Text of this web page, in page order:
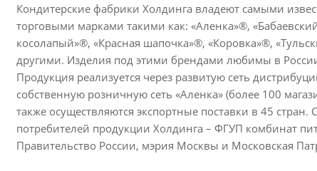
Кондитерские фабрики Холдинга владеют самыми
торговыми марками такими как: «Аленка»®,
косолапый»®, «Красная шапочка»®, «Коровка»®,
другими. Изделия под этими брендами любимы в
Продукция реализуется через развитую сеть
собственную розничную сеть «Аленка» (более 100
также осуществляются экспортные поставки в 45 стран.
потребителей продукции Холдинга – ФГУП комбинат
Правительство России, мэрия Москвы и Московская